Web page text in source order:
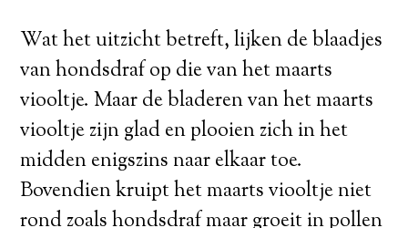
Wat het uitzicht betreft, lijken de blaadjes
van hondsdraf op die van het maarts
viooltje. Maar de bladeren van het maarts
viooltje zijn glad en plooien zich in het
midden enigszins naar elkaar toe.
Bovendien kruipt het maarts viooltje niet
rond zoals hondsdraf maar groeit in pollen